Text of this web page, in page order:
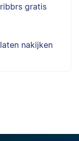
gratis
nakijken